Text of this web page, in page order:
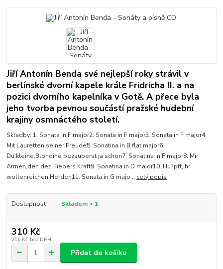
Jiří Antonín Benda své nejlepší roky strávil v
berlínské dvorní kapele krále Fridricha II. a na
pozici dvorního kapelníka v Gotě. A přece byla
jeho tvorba pevnou součástí pražské hudební
krajiny osmnáctého století.
Skladby: 1. Sonata in F major2. Sonata in F major3. Sonata in F major4.
Mit Lauretten,seiner Freude5. Sonatina in B flat major6.
Du,kleine,Blondine bezauberst ja schon7. Sonatina in F major8. Mir
Armen,den des Fiebers Kraft9. Sonatina in D major10. Hu?pft,ihr
wollenreichen Herden11. Sonata in G majo... celý popis
Dostupnost Skladem > 1
310 Kč
256 Kč bez DPH
Přidat do košíku